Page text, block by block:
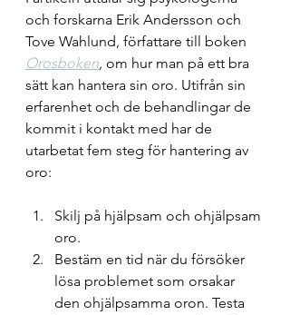
och forskarna Erik Andersson och
Tove Wahlund, författare till boken
Orosboken, om hur man på ett bra
sätt kan hantera sin oro. Utifrån sin
erfarenhet och de behandlingar de
kommit i kontakt med har de
utarbetat fem steg för hantering av
oro:
Skilj på hjälpsam och ohjälpsam
oro.
Bestäm en tid när du försöker
lösa problemet som orsakar
den ohjälpsamma oron. Testa